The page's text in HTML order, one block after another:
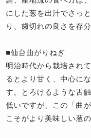
にした葱を出汁でさっ
り、歯切れの良さを存
■仙台曲がりねぎ
明治時代から栽培され
るとより甘く、中心に
す。とろけるような舌
低いですが、この「曲
こそがより美味しい葱の